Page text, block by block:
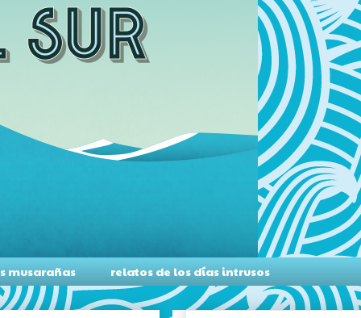
musarañas relatos de los días intrusos